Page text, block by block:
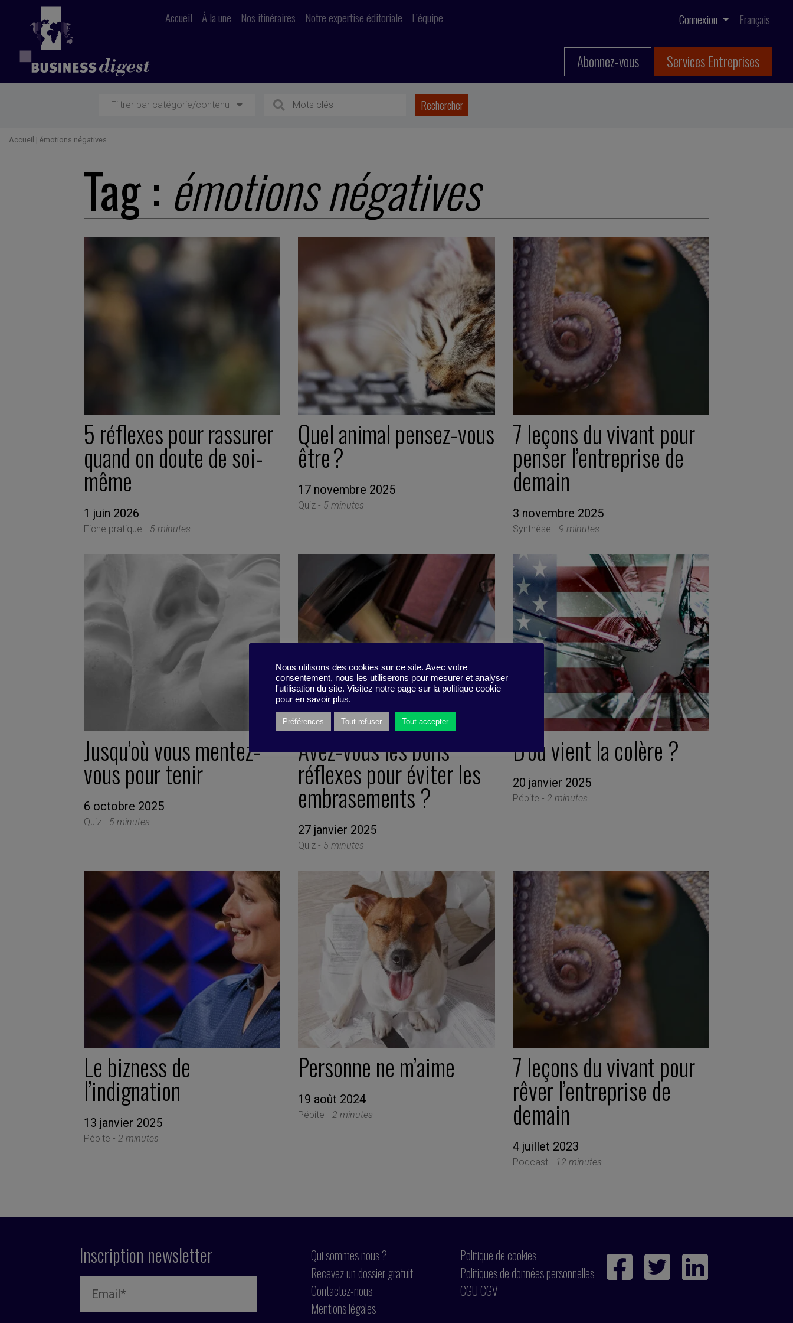
Accueil À la une Nos itinéraires Notre expertise éditoriale L’équipe Connexion Français
Abonnez-vous Services Entreprises
Filtrer par catégorie/contenu
Accueil | émotions négatives
Tag : émotions négatives
5 réflexes pour rassurer
quand on doute de soi-
même
1 juin 2026
Fiche pratique - 5 minutes
Quel animal pensez-vous
être ?
17 novembre 2025
Quiz - 5 minutes
7 leçons du vivant pour
penser l’entreprise de
demain
3 novembre 2025
Synthèse - 9 minutes
Jusqu’où vous mentez-
vous pour tenir
6 octobre 2025
Quiz - 5 minutes
Avez-vous les bons
réflexes pour éviter les
embrasements ?
27 janvier 2025
Quiz - 5 minutes
D’où vient la colère ?
20 janvier 2025
Pépite - 2 minutes
Le bizness de
l’indignation
13 janvier 2025
Pépite - 2 minutes
Personne ne m’aime
19 août 2024
Pépite - 2 minutes
7 leçons du vivant pour
rêver l’entreprise de
demain
4 juillet 2023
Podcast - 12 minutes
Inscription newsletter
Qui sommes nous ?
Recevez un dossier gratuit
Contactez-nous
Mentions légales
Politique de cookies
Politiques de données personnelles
CGU CGV
Nous utilisons des cookies sur ce site. Avec votre
consentement, nous les utiliserons pour mesurer et analyser
l'utilisation du site. Visitez notre page sur la politique cookie
pour en savoir plus.
Préférences Tout refuser Tout accepter